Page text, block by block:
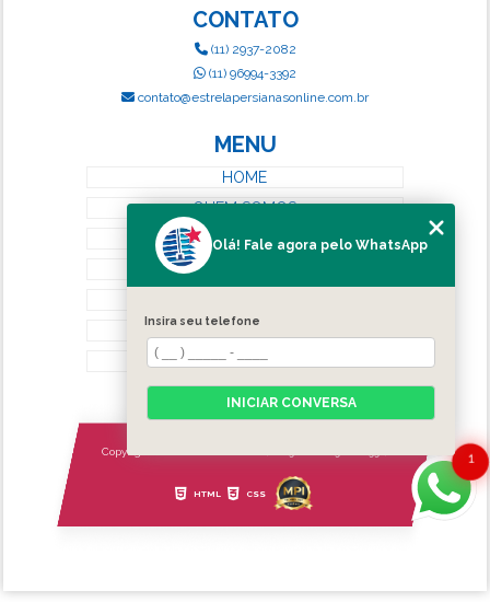
CONTATO
(11) 2937-2082
(11) 96994-3392
contato@estrelapersianasonline.com.br
MENU
HOME
QUEM SOMOS
SERVIÇOS
CATEGORIAS
MAPA DO SITE
Copyright © Estrela Persianas. (Lei 9610 de 19/02/1998)
HTML CSS
1
Olá! Fale agora pelo WhatsApp
Insira seu telefone
INICIAR CONVERSA